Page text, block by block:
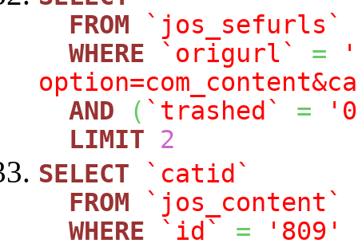
FROM
`jos_sefurls`
WHERE
`origurl` =
AND
( `trashed` =
LIMIT
2
SELECT
`catid`
FROM
`jos_content`
WHERE
`id` =
'809'